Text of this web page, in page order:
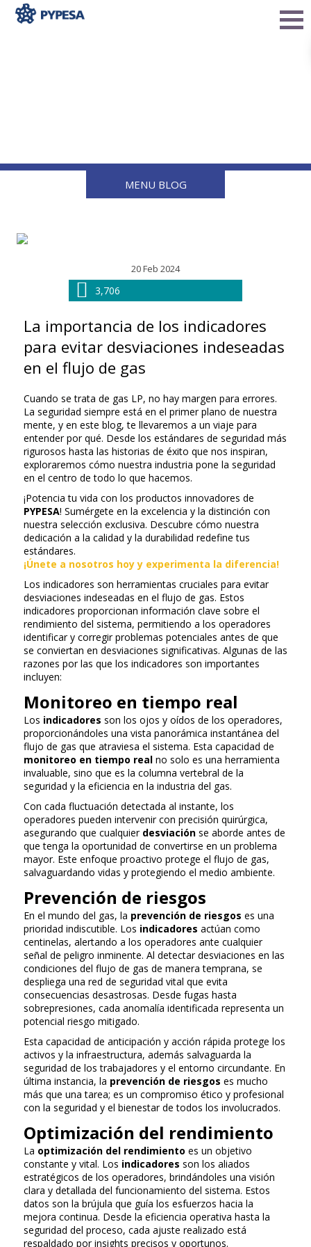
MENU BLOG
20 Feb 2024
3,706
La importancia de los indicadores
para evitar desviaciones indeseadas
en el flujo de gas
Cuando se trata de gas LP, no hay margen para errores.
La seguridad siempre está en el primer plano de nuestra
mente, y en este blog, te llevaremos a un viaje para
entender por qué. Desde los estándares de seguridad más
rigurosos hasta las historias de éxito que nos inspiran,
exploraremos cómo nuestra industria pone la seguridad
en el centro de todo lo que hacemos.
¡Potencia tu vida con los productos innovadores de
PYPESA! Sumérgete en la excelencia y la distinción con
nuestra selección exclusiva. Descubre cómo nuestra
dedicación a la calidad y la durabilidad redefine tus
estándares.
¡Únete a nosotros hoy y experimenta la diferencia!
Los indicadores son herramientas cruciales para evitar
desviaciones indeseadas en el flujo de gas. Estos
indicadores proporcionan información clave sobre el
rendimiento del sistema, permitiendo a los operadores
identificar y corregir problemas potenciales antes de que
se conviertan en desviaciones significativas. Algunas de las
razones por las que los indicadores son importantes
incluyen:
Monitoreo en tiempo real
Los indicadores son los ojos y oídos de los operadores,
proporcionándoles una vista panorámica instantánea del
flujo de gas que atraviesa el sistema. Esta capacidad de
monitoreo en tiempo real no solo es una herramienta
invaluable, sino que es la columna vertebral de la
seguridad y la eficiencia en la industria del gas.
Con cada fluctuación detectada al instante, los
operadores pueden intervenir con precisión quirúrgica,
asegurando que cualquier desviación se aborde antes de
que tenga la oportunidad de convertirse en un problema
mayor. Este enfoque proactivo protege el flujo de gas,
salvaguardando vidas y protegiendo el medio ambiente.
Prevención de riesgos
En el mundo del gas, la prevención de riesgos es una
prioridad indiscutible. Los indicadores actúan como
centinelas, alertando a los operadores ante cualquier
señal de peligro inminente. Al detectar desviaciones en las
condiciones del flujo de gas de manera temprana, se
despliega una red de seguridad vital que evita
consecuencias desastrosas. Desde fugas hasta
sobrepresiones, cada anomalía identificada representa un
potencial riesgo mitigado.
Esta capacidad de anticipación y acción rápida protege los
activos y la infraestructura, además salvaguarda la
seguridad de los trabajadores y el entorno circundante. En
última instancia, la prevención de riesgos es mucho
más que una tarea; es un compromiso ético y profesional
con la seguridad y el bienestar de todos los involucrados.
Optimización del rendimiento
La optimización del rendimiento es un objetivo
constante y vital. Los indicadores son los aliados
estratégicos de los operadores, brindándoles una visión
clara y detallada del funcionamiento del sistema. Estos
datos son la brújula que guía los esfuerzos hacia la
mejora continua. Desde la eficiencia operativa hasta la
seguridad del proceso, cada ajuste realizado está
respaldado por insights precisos y oportunos.